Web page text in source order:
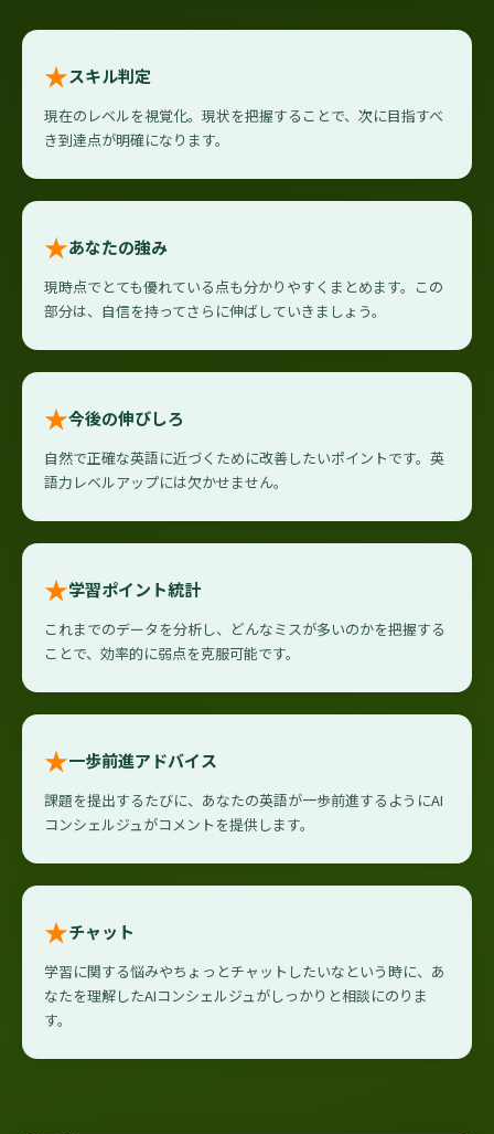
★スキル判定
現在のレベルを視覚化。現状を把握することで、次に目指すべ
き到達点が明確になります。
★あなたの強み
現時点でとても優れている点も分かりやすくまとめます。この
部分は、自信を持ってさらに伸ばしていきましょう。
★今後の伸びしろ
自然で正確な英語に近づくために改善したいポイントです。英
語力レベルアップには欠かせません。
★学習ポイント統計
これまでのデータを分析し、どんなミスが多いのかを把握する
ことで、効率的に弱点を克服可能です。
★一歩前進アドバイス
課題を提出するたびに、あなたの英語が一歩前進するようにAI
コンシェルジュがコメントを提供します。
★チャット
学習に関する悩みやちょっとチャットしたいなという時に、あ
なたを理解したAIコンシェルジュがしっかりと相談にのりま
す。